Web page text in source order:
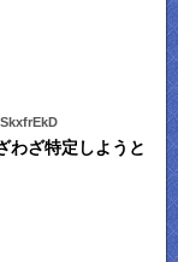
わざ特定しようと